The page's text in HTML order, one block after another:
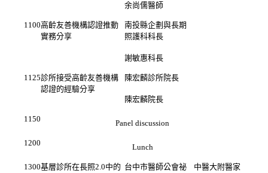
余尚儒醫師
1100高齡友善機構認證推動
實務分享
南投縣企劃與長期
照護科科長
謝敏惠科長
1125診所接受高齡友善機構
認證的經驗分享
陳宏麟診所院長
陳宏麟院長
1150 Panel discussion
1200 Lunch
1300基層診所在長照2.0中的 台中市醫師公會祕
中醫大附醫家